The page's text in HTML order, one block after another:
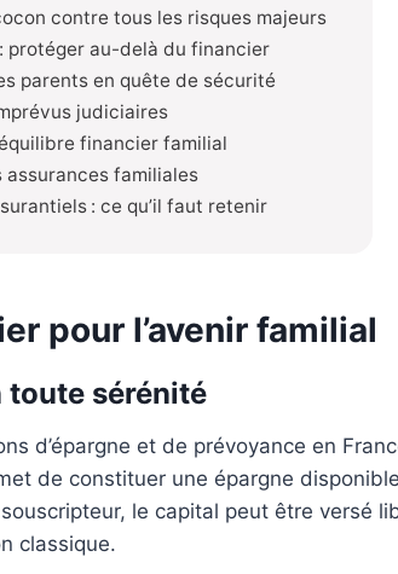
contre tous les risques majeurs
protéger au-delà du financier
parents en quête de sécurité
judiciaires
financier familial
assurances familiales
: ce qu’il faut retenir
pour l’avenir familial
toute sérénité
d’épargne et de prévoyance en
de constituer une épargne
le capital peut être versé
classique.